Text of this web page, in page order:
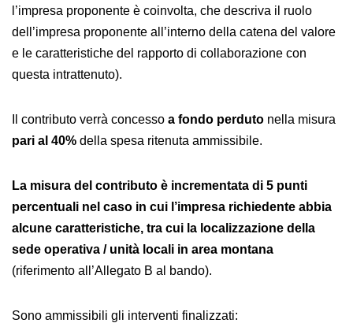
l’impresa proponente è coinvolta, che descriva il ruolo
dell’impresa proponente all’interno della catena del valore
e le caratteristiche del rapporto di collaborazione con
questa intrattenuto).
Il contributo verrà concesso a fondo perduto nella misura
pari al 40% della spesa ritenuta ammissibile.
La misura del contributo è incrementata di 5 punti
percentuali nel caso in cui l’impresa richiedente abbia
alcune caratteristiche, tra cui la localizzazione della
sede operativa / unità locali in area montana
(riferimento all’Allegato B al bando).
Sono ammissibili gli interventi finalizzati: